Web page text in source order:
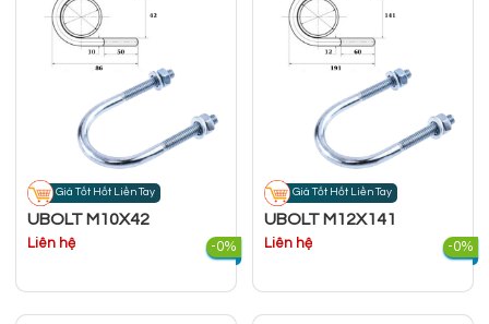
Giá Tốt Hốt Liền Tay
UBOLT M10X42
Liên hệ -0%
Giá Tốt Hốt Liền Tay
UBOLT M12X141
Liên hệ -0%